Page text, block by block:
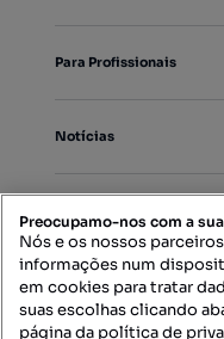
Para Profissionais
Notícias
Mapa do Site
Preocupamo-nos com a
Nós e os nossos parceiros
informações num
em cookies para tratar
suas escolhas clicando
página da política de